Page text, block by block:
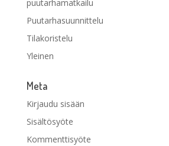
puutarhamatkailu
Puutarhasuunnittelu
Tilakoristelu
Yleinen
Meta
Kirjaudu sisään
Sisältösyöte
Kommenttisyöte